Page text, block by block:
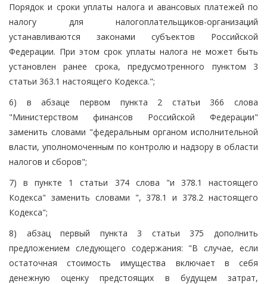
Порядок и сроки уплаты налога и авансовых платежей по
налогу для налогоплательщиков-организаций
устанавливаются законами субъектов Российской
Федерации. При этом срок уплаты налога не может быть
установлен ранее срока, предусмотренного пунктом 3
статьи 363.1 настоящего Кодекса.";
6) в абзаце первом пункта 2 статьи 366 слова
"Министерством финансов Российской Федерации"
заменить словами "федеральным органом исполнительной
власти, уполномоченным по контролю и надзору в области
налогов и сборов";
7) в пункте 1 статьи 374 слова "и 378.1 настоящего
Кодекса" заменить словами ", 378.1 и 378.2 настоящего
Кодекса";
8) абзац первый пункта 3 статьи 375 дополнить
предложением следующего содержания: "В случае, если
остаточная стоимость имущества включает в себя
денежную оценку предстоящих в будущем затрат,